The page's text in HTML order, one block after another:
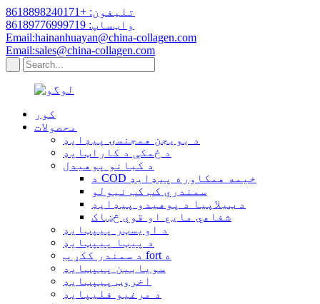
تلیفون: +8618898240171
واټساپ: 86189776999719
Email:hainanhuayan@china-collagen.com
Email:sales@china-collagen.com
کور
محصولات
د بویجن همجنسۍ پیډایډ
د ځمکې د کاراټایډ
د کبانو پوهیدل
د COD خیمه همکاوره پیډایډ
سمندري کب کب نیولو
د ټیلاپیا د پوهیدو پیډایډ
شفاهي مایع او قوي څښاک
د اویسټر پیپټایډ
د پیټا پیپټایډ
د سمندر ککړ ب fort ه
سویابین پیپټایډ
اخروټ پیپټایډ
د مرغیو فلیپایډ